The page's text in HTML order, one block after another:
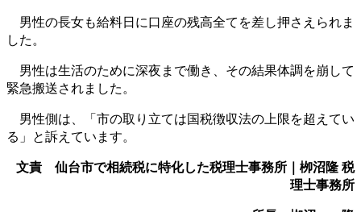
男性の長女も給料日に口座の残高全てを差し押さえられま
した。
男性は生活のために深夜まで働き、その結果体調を崩して
緊急搬送されました。
男性側は、「市の取り立ては国税徴収法の上限を超えてい
る」と訴えています。
文責 仙台市で相続税に特化した税理士事務所｜栁沼隆 税
理士事務所